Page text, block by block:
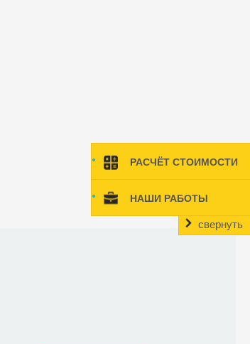
РАСЧЁТ СТОИМОСТИ
НАШИ РАБОТЫ
свернуть